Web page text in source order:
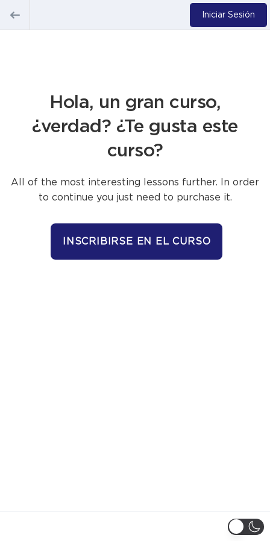
Iniciar Sesión
Hola, un gran curso,
¿verdad? ¿Te gusta este
curso?
All of the most interesting lessons further. In order
to continue you just need to purchase it.
INSCRIBIRSE EN EL CURSO